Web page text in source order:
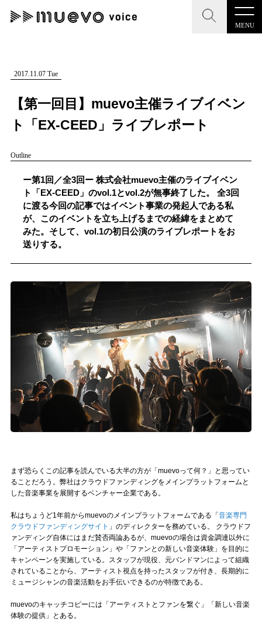
MENU
CLOSE
記事を検索する
人気ワード
#男性SSW #ポップス #女性SSW #ロック
#男性シンガー #HR/HM #女性シンガー
#ヒップホップ #男性シンガーグループ #R&B/ソウル
CLOSE
"読者の声を形にする”音楽特化メディア
MENU
記事一覧
プレスリリース一覧
会社概要
muevoクラウドファンディング
muevoコミュニティ
ぶいクラ！by muevo
Official SNS
2017.11.07 Tue
【第一回目】muevo主催ライブイベン
ト「EX-CEED」ライブレポート
Outline
ー第1回／全3回ー 株式会社muevo主催のライブイベン
ト「EX-CEED」のvol.1とvol.2が無事終了した。 全3回
に渡る今回の記事ではイベント事業の発起人である私
が、このイベントを立ち上げるまでの経緯をまとめて
みた。そして、vol.1の初日公演のライブレポートをお
送りする。
まず恐らくこの記事を読んでいる大半の方が「muevoって何？」と思ってい
ることだろう。弊社はクラウドファンディングをメインプラットフォームと
した音楽事業を展開するベンチャー企業である。
私はちょうど1年前からmuevoのメインプラットフォームである「 音楽専門
クラウドファンディングサイト 」のディレクターを務めている。 クラウドフ
ァンディング自体にはまだ賛否両論あるが、muevoの場合は資金調達以外に
「アーティストプロモーション」や「ファンとの新しい音楽体験」を目的に
キャンペーンを実施している。スタッフが現役、元バンドマンによって組織
されていることから、アーティスト視点を持ったスタッフが付き、長期的に
ミュージシャンの音楽活動をお手伝いできるのが特徴である。
muevoのキャッチコピーには「アーティストとファンを繋ぐ」「新しい音楽
体験の提供」とある。